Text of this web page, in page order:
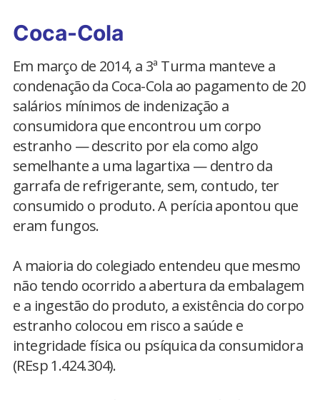
Coca-Cola
Em março de 2014, a 3ª Turma manteve a
condenação da Coca-Cola ao pagamento de 20
salários mínimos de indenização a
consumidora que encontrou um corpo
estranho — descrito por ela como algo
semelhante a uma lagartixa — dentro da
garrafa de refrigerante, sem, contudo, ter
consumido o produto. A perícia apontou que
eram fungos.
A maioria do colegiado entendeu que mesmo
não tendo ocorrido a abertura da embalagem
e a ingestão do produto, a existência do corpo
estranho colocou em risco a saúde e
integridade física ou psíquica da consumidora
(REsp 1.424.304).